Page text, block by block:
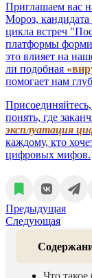
Приглашаем вас
Мороз, кандидата
цикла встреч
платформы
это влияет на
ли подобная
помогает нам
понять, где
эксплуатация
каждому, кто
цифровых мифов.
Предыдущая
Следующая
Что